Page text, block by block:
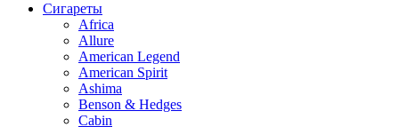
Сигареты
Africa
Allure
American Legend
American Spirit
Ashima
Benson & Hedges
Cabin